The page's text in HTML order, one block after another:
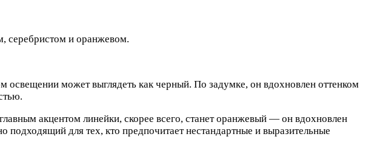
серебристом и оранжевом.
может выглядеть как черный. По задумке, он вдохновлен оттенком
акцентом линейки, скорее всего, станет оранжевый — он вдохновлен
для тех, кто предпочитает нестандартные и выразительные